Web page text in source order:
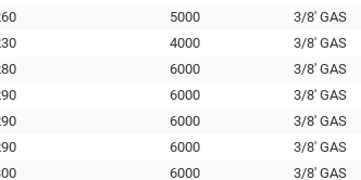
5000
3/8' GAS
4000
3/8' GAS
6000
3/8' GAS
6000
3/8' GAS
6000
3/8' GAS
6000
3/8' GAS
6000 3/8' GAS